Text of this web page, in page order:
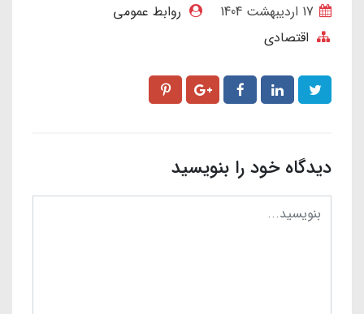
روابط عمومی
اقتصادی
دیدگاه خود را بنویسید